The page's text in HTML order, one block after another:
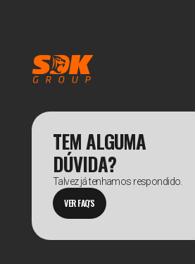
TEM ALGUMA
DÚVIDA?
Talvez já tenhamos respondido.
VER FAQ'S